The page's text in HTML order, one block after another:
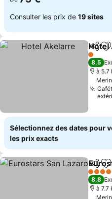
Consulter les prix de 19 sites
Hotel
1 Étoiles
8,5
à 5.7
Sélectionnez des dates pour
les prix exacts
4 Étoiles
8,8
à 7.7